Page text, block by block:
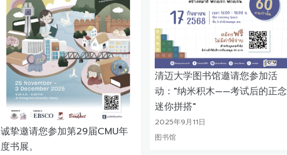
诚挚邀请您参加第29届CMU年
度书展。
清迈大学图书馆邀请您参加活
动："纳米积木——考试后的正念
迷你拼搭"
2025年9月11日
图书馆